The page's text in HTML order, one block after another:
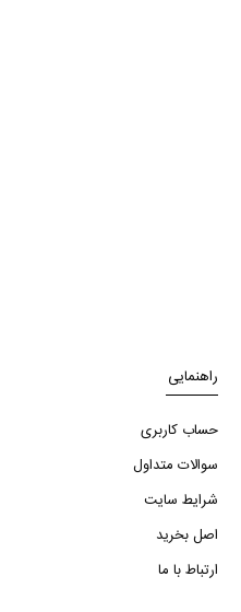
راهنمایی
حساب کاربری
سوالات متداول
شرایط سایت
اصل بخرید
ارتباط با ما